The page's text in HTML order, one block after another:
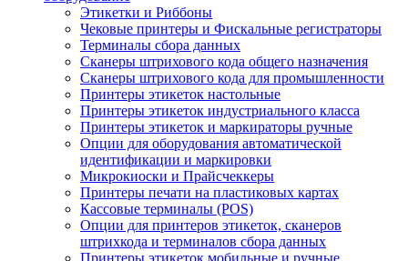
Этикетки и Риббоны
Чековые принтеры и Фискальные регистраторы
Терминалы сбора данных
Сканеры штрихового кода общего назначения
Сканеры штрихового кода для промышленности
Принтеры этикеток настольные
Принтеры этикеток индустриального класса
Принтеры этикеток и маркираторы ручные
Опции для оборудования автоматической
идентификации и маркировки
Микрокиоски и Прайсчеккеры
Принтеры печати на пластиковых картах
Кассовые терминалы (POS)
Опции для принтеров этикеток, сканеров
штрихкода и терминалов сбора данных